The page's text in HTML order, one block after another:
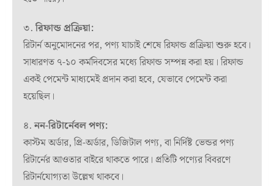
৩.রিফান্ড প্রক্রিয়া:
রিটার্ন অনুমোদনের পর, পণ্য যাচাই শেষে রিফান্ড প্রক্রিয়া শুরু হবে।
সাধারণত ৭-১০ কর্মদিবসের মধ্যে রিফান্ড সম্পন্ন করা হয়। রিফান্ড
একই পেমেন্ট মাধ্যমেই প্রদান করা হবে, যেভাবে পেমেন্ট করা
হয়েছিল।
৪.নন-রিটার্নেবল পণ্য:
কাস্টম অর্ডার, প্রি-অর্ডার, ডিজিটাল পণ্য, বা নির্দিষ্ট ভেন্ডর পণ্য
রিটার্নের আওতার বাইরে থাকতে পারে। প্রতিটি পণ্যের বিবরণে
রিটার্নযোগ্যতা উল্লেখ থাকবে।